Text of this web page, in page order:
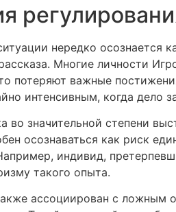
нередко осознается
Многие личности
потеряют важные
интенсивным, когда дело
во значительной степени
осознаваться как риск
индивид,
такого опыта.
ассоциирован с ложным